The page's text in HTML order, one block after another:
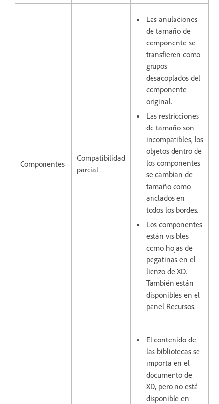
Componentes
Compatibilidad
parcial
Las anulaciones
de tamaño de
componente se
transfieren como
grupos
desacoplados del
componente
original.
Las restricciones
de tamaño son
incompatibles, los
objetos dentro de
los componentes
se cambian de
tamaño como
anclados en
todos los bordes.
Los componentes
están visibles
como hojas de
pegatinas en el
lienzo de XD.
También están
disponibles en el
panel Recursos.
El contenido de
las bibliotecas se
importa en el
documento de
XD, pero no está
disponible en